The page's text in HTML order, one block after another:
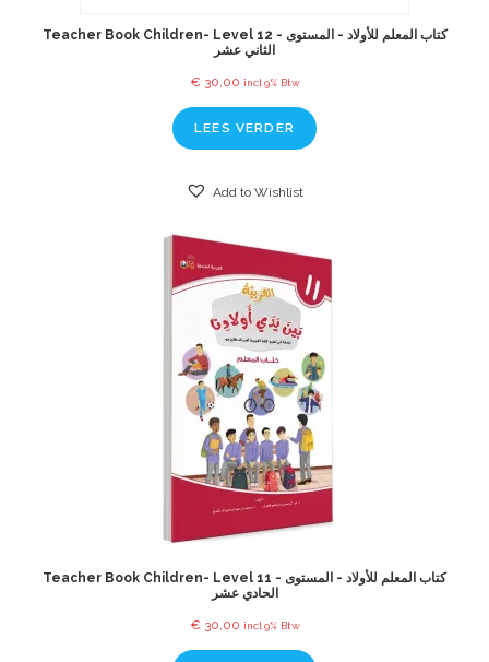
Teacher Book Children- Level 12 - كتاب المعلم للأولاد - المستوى
الثاني عشر
€30,00 incl 9% Btw
LEES VERDER
Add to Wishlist
Teacher Book Children- Level 11 - كتاب المعلم للأولاد - المستوى
الحادي عشر
€30,00 incl 9% Btw